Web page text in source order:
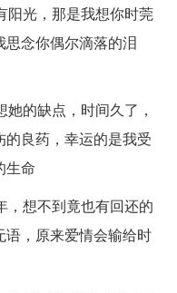
阳光，那是我想你时莞
念你偶尔滴落的泪
的缺点，时间久了，
良药，幸运的是我受
生命
，想不到竟也有回还的
，原来爱情会输给时